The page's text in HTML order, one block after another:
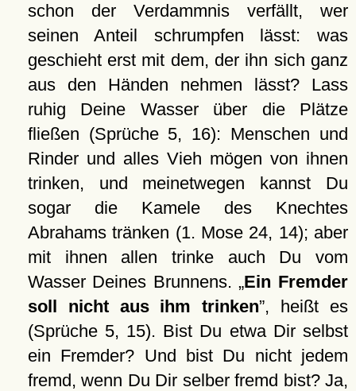
schon der Verdammnis verfällt, wer
seinen Anteil schrumpfen lässt: was
geschieht erst mit dem, der ihn sich ganz
aus den Händen nehmen lässt? Lass
ruhig Deine Wasser über die Plätze
fließen (Sprüche 5, 16): Menschen und
Rinder und alles Vieh mögen von ihnen
trinken, und meinetwegen kannst Du
sogar die Kamele des Knechtes
Abrahams tränken (1. Mose 24, 14); aber
mit ihnen allen trinke auch Du vom
Wasser Deines Brunnens. Ein Fremder
soll nicht aus ihm trinken , heißt es
(Sprüche 5, 15). Bist Du etwa Dir selbst
ein Fremder? Und bist Du nicht jedem
fremd, wenn Du Dir selber fremd bist? Ja,